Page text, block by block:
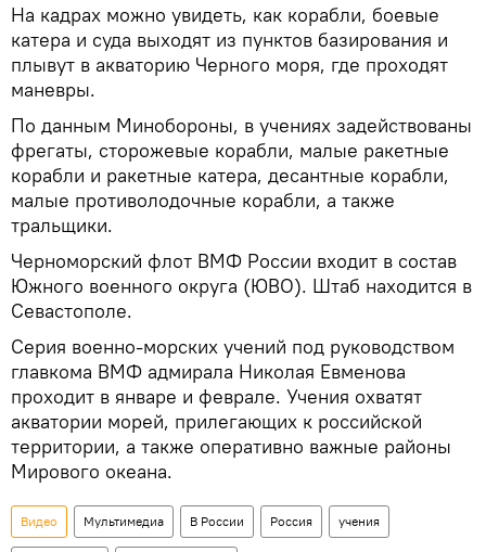
На кадрах можно увидеть, как корабли, боевые
катера и суда выходят из пунктов базирования и
плывут в акваторию Черного моря, где проходят
маневры.
По данным Минобороны, в учениях задействованы
фрегаты, сторожевые корабли, малые ракетные
корабли и ракетные катера, десантные корабли,
малые противолодочные корабли, а также
тральщики.
Черноморский флот ВМФ России входит в состав
Южного военного округа (ЮВО). Штаб находится в
Севастополе.
Серия военно-морских учений под руководством
главкома ВМФ адмирала Николая Евменова
проходит в январе и феврале. Учения охватят
акватории морей, прилегающих к российской
территории, а также оперативно важные районы
Мирового океана.
Видео Мультимедиа В России Россия учения